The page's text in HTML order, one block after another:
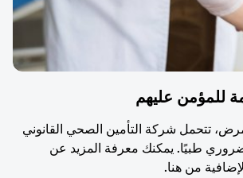
عليهم
شركة التأمين الصحي القانوني
طبيًا. يمكنك معرفة المزيد عن
من هنا.